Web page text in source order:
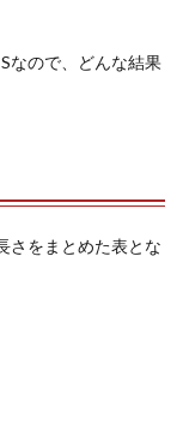
なので、どんな結果
さをまとめた表とな